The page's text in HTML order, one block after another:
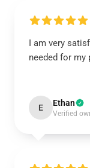
I am very
needed for
E Ethan
Verified